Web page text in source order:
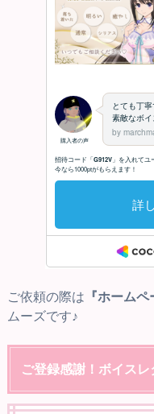
ご依頼の際は 『ホームペ
ムーズです♪
ご登録感謝！ボイス